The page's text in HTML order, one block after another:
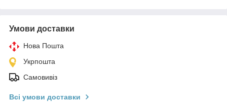
Умови доставки
Нова Пошта
Укрпошта
Самовивіз
Всі умови доставки